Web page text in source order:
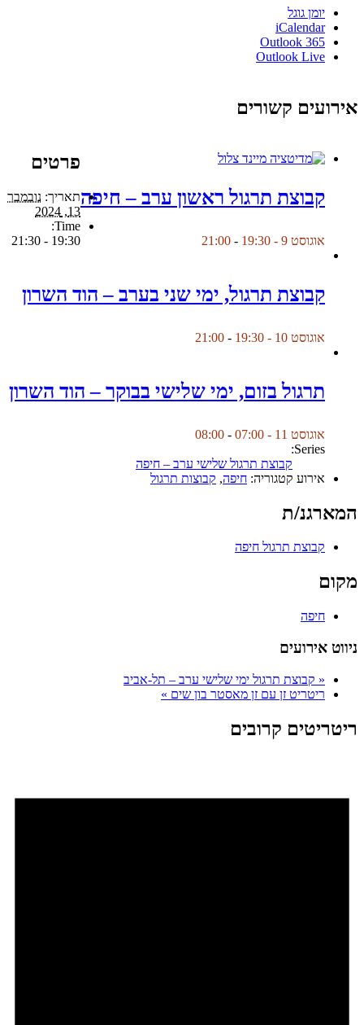
יומן גוגל
iCalendar
Outlook 365
Outlook Live
אירועים קשורים
קבוצת תרגול ראשון ערב – חיפה
אוגוסט 9 - 19:30 -
21:00
קבוצת תרגול, ימי שני בערב – הוד השרון
אוגוסט 10 - 19:30 -
21:00
תרגול בזום, ימי שלישי בבוקר – הוד השרון
אוגוסט 11 - 07:00 -
08:00
פרטים
תאריך: נובמבר
13, 2024
Time:
19:30 - 21:30
Series:
קבוצת תרגול שלישי ערב – חיפה
אירוע קטגוריה: חיפה, קבוצות תרגול
המארגנ/ת
קבוצת תרגול חיפה
מקום
חיפה
ניווט אירועים
« קבוצת תרגול ימי שלישי ערב – תל-אביב
ריטריט זן עם זן מאסטר בון שים »
ריטריטים קרובים